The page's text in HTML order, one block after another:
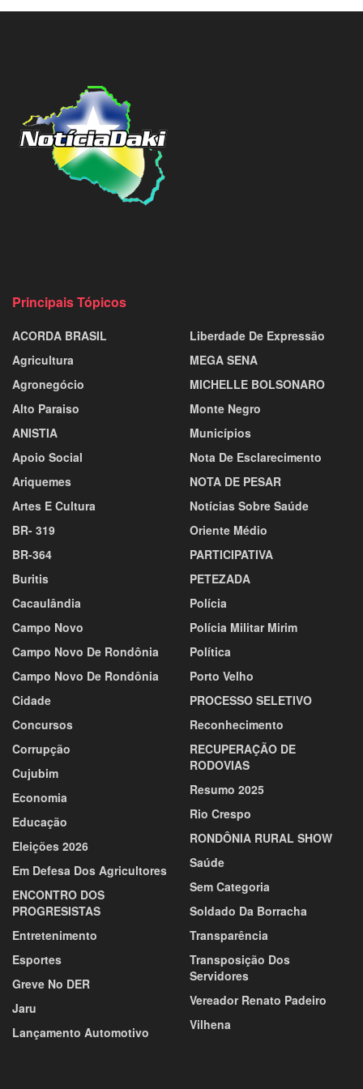
Principais Tópicos
ACORDA BRASIL
Agricultura
Agronegócio
Alto Paraiso
ANISTIA
Apoio Social
Ariquemes
Artes E Cultura
BR- 319
BR-364
Buritis
Cacaulândia
Campo Novo
Campo Novo De Rondônia
Campo Novo De Rondônia
Cidade
Concursos
Corrupção
Cujubim
Economia
Educação
Eleições 2026
Em Defesa Dos Agricultores
ENCONTRO DOS
PROGRESISTAS
Entretenimento
Esportes
Greve No DER
Jaru
Lançamento Automotivo
Liberdade De Expressão
MEGA SENA
MICHELLE BOLSONARO
Monte Negro
Municípios
Nota De Esclarecimento
NOTA DE PESAR
Notícias Sobre Saúde
Oriente Médio
PARTICIPATIVA
PETEZADA
Polícia
Polícia Militar Mirim
Política
Porto Velho
PROCESSO SELETIVO
Reconhecimento
RECUPERAÇÃO DE
RODOVIAS
Resumo 2025
Rio Crespo
RONDÔNIA RURAL SHOW
Saúde
Sem Categoria
Soldado Da Borracha
Transparência
Transposição Dos
Servidores
Vereador Renato Padeiro
Vilhena